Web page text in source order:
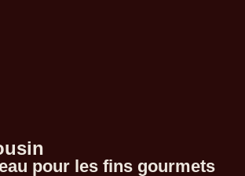
pour les fins gourmets